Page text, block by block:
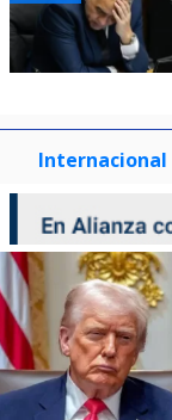
Internacional